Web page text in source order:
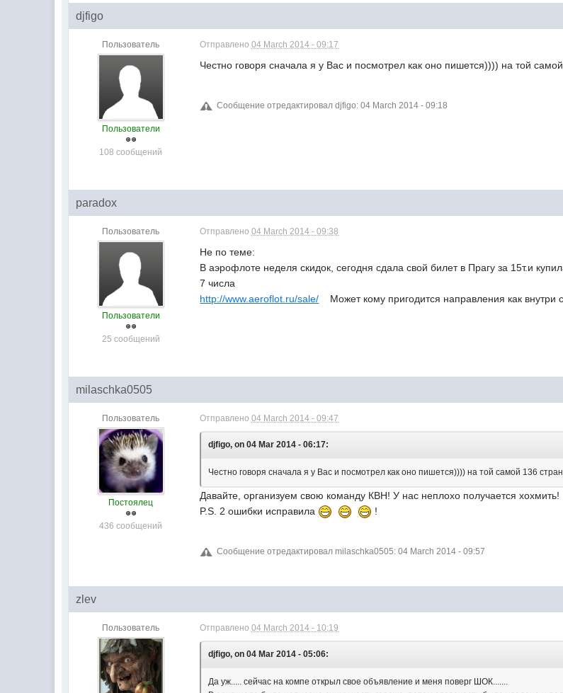
djfigo
Пользователь
Пользователи
108 сообщений
Отправлено04 March 2014 - 09:17
Честно говоря сначала я у Вас и посмотрел как оно пишется)))) на той
Сообщение отредактировал djfigo: 04 March 2014 - 09:18
paradox
Пользователь
Пользователи
25 сообщений
Отправлено04 March 2014 - 09:38
Не по теме:
В аэрофлоте неделя скидок, сегодня сдала свой билет в Прагу за 15т.и
7 числа
http://www.aeroflot.ru/sale/ Может кому пригодится направления как внутри
milaschka0505
Пользователь
Постоялец
436 сообщений
Отправлено04 March 2014 - 09:47
djfigo, on 04 Mar 2014 - 06:17:
Честно говоря сначала я у Вас и посмотрел как оно пишется)))) на той самой 136
Давайте, организуем свою команду КВН! У нас неплохо получается хохмить!
P.S. 2 ошибки исправила
!
Сообщение отредактировал milaschka0505: 04 March 2014 - 09:57
zlev
Пользователь Отправлено04 March 2014 - 10:19
djfigo, on 04 Mar 2014 - 05:06:
Да уж..... сейчас на компе открыл свое объявление и меня поверг ШОК.......